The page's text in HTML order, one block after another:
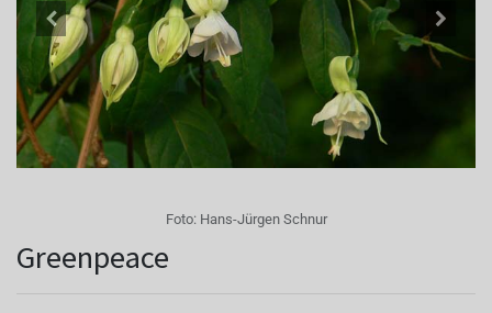
Foto: Hans-Jürgen Schnur
Greenpeace